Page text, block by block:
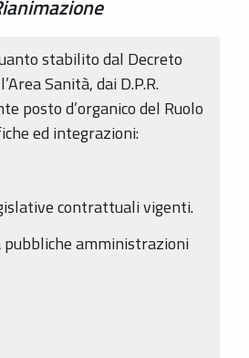
stabilito dal Decreto
Sanità, dai D.P.R.
posto d’organico del Ruolo
ed integrazioni:
contrattuali vigenti.
pubbliche amministrazioni